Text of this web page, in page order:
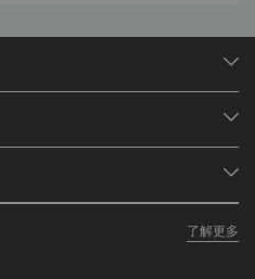
了解更多